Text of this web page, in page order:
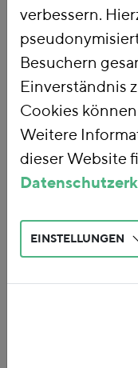
Titel
Publikationsart
Abstract
verbessern.
Besuchern
Einverständnis
Cookies
Weitere
dieser Website
EINSTELLUNGEN